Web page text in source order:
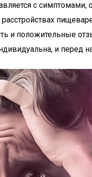
с
расстройствах
и положительные
и перед